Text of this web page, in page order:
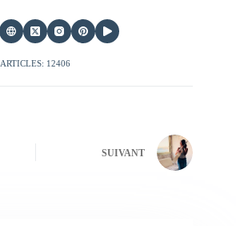
ARTICLES: 12406
SUIVANT